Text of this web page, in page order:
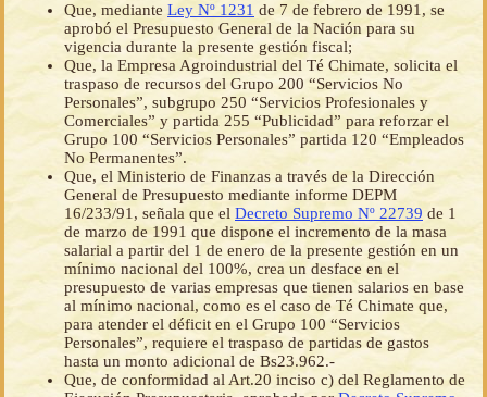
Que, mediante Ley Nº 1231 de 7 de febrero de 1991, se
aprobó el Presupuesto General de la Nación para su
vigencia durante la presente gestión fiscal;
Que, la Empresa Agroindustrial del Té Chimate, solicita el
traspaso de recursos del Grupo 200 “Servicios No
Personales”, subgrupo 250 “Servicios Profesionales y
Comerciales” y partida 255 “Publicidad” para reforzar el
Grupo 100 “Servicios Personales” partida 120 “Empleados
No Permanentes”.
Que, el Ministerio de Finanzas a través de la Dirección
General de Presupuesto mediante informe DEPM
16/233/91, señala que el Decreto Supremo Nº 22739 de 1
de marzo de 1991 que dispone el incremento de la masa
salarial a partir del 1 de enero de la presente gestión en un
mínimo nacional del 100%, crea un desface en el
presupuesto de varias empresas que tienen salarios en base
al mínimo nacional, como es el caso de Té Chimate que,
para atender el déficit en el Grupo 100 “Servicios
Personales”, requiere el traspaso de partidas de gastos
hasta un monto adicional de Bs23.962.-
Que, de conformidad al Art.20 inciso c) del Reglamento de